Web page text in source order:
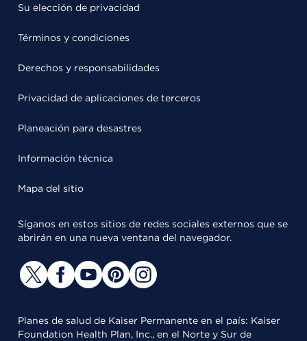
Su elección de privacidad
Términos y condiciones
Derechos y responsabilidades
Privacidad de aplicaciones de terceros
Planeación para desastres
Información técnica
Mapa del sitio
Síganos en estos sitios de redes sociales externos que se
abrirán en una nueva ventana del navegador.
Planes de salud de Kaiser Permanente en el país: Kaiser
Foundation Health Plan, Inc., en el Norte y Sur de